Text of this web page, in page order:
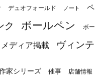
デュオフォールド ノート ペ
ク ボールペン ボー
メディア掲載 ヴィンテ
家シリーズ 催事 店舗情報